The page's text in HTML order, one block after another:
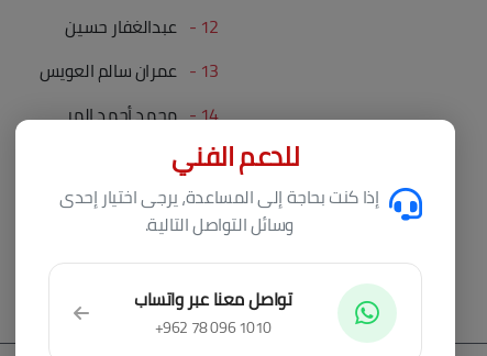
12 -
عبدالغفار حسين
13 -
عمران سالم العويس
14 - محمد أحمد المر
15 -
محمد خليفة بن حاضر
16 - محمد عبيد سرور
للدعم الفني
إذا كنت بحاجة إلى المساعدة، يرجى اختيار إحدى
وسائل التواصل التالية.
تواصل معنا عبر واتساب
+962 78 096 1010